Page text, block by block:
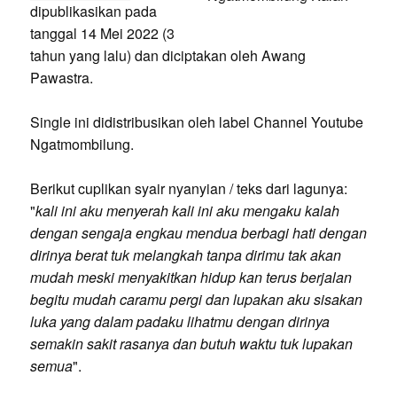
dipublikasikan pada
tanggal 14 Mei 2022 (3
tahun yang lalu) dan diciptakan oleh Awang
Pawastra.
Single ini didistribusikan oleh label Channel Youtube
Ngatmombilung.
Berikut cuplikan syair nyanyian / teks dari lagunya:
"kali ini aku menyerah kali ini aku mengaku kalah
dengan sengaja engkau mendua berbagi hati dengan
dirinya berat tuk melangkah tanpa dirimu tak akan
mudah meski menyakitkan hidup kan terus berjalan
begitu mudah caramu pergi dan lupakan aku sisakan
luka yang dalam padaku lihatmu dengan dirinya
semakin sakit rasanya dan butuh waktu tuk lupakan
semua".